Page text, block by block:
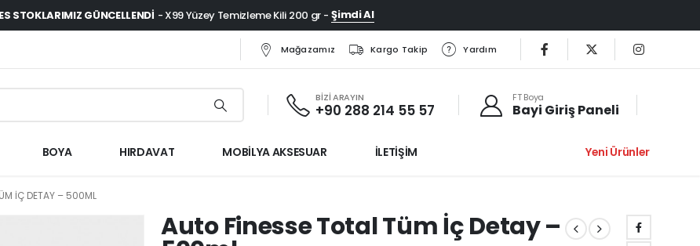
STOKLARIMIZ GÜNCELLENDI - X99 Yüzey Temizleme Kili 200 gr - Şimdi Al
Mağazamız Kargo Takip Yardım
BİZİ ARAYIN
+90 288 214 55 57
FT Boya
Bayi Giriş Paneli
BOYA HIRDAVAT MOBİLYA AKSESUAR İLETİŞİM Yeni Ürünler
İÇ DETAY – 500ML
Auto Finesse Total Tüm İç Detay –